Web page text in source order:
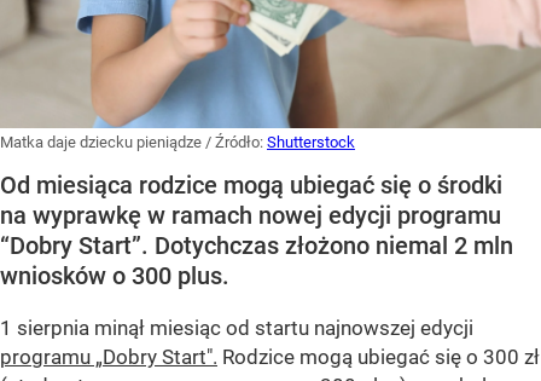
Matka daje dziecku pieniądze / Źródło: Shutterstock
Od miesiąca rodzice mogą ubiegać się o środki
na wyprawkę w ramach nowej edycji programu
“Dobry Start”. Dotychczas złożono niemal 2 mln
wniosków o 300 plus.
1 sierpnia minął miesiąc od startu najnowszej edycji
programu „Dobry Start". Rodzice mogą ubiegać się o 300 zł